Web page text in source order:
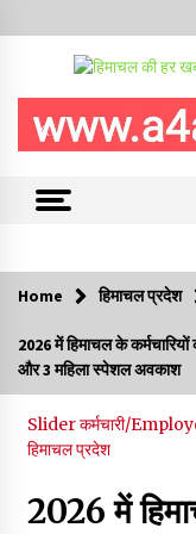
चंबा
रही थी
Home हिमाचल प्रदेश
2026 में हिमाचल के
और 3 महिला स्पेशल अवकाश
Sliderकर्मचारी/
हिमाचल प्रदेश
2026 में